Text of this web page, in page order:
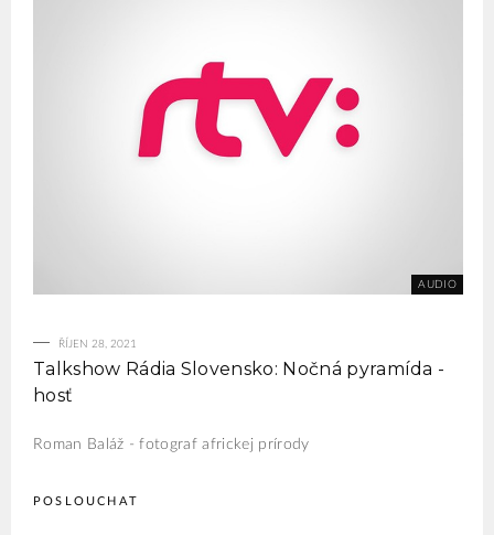
ŘÍJEN 28, 2021
Talkshow Rádia Slovensko: Nočná pyramída -
hosť
Roman Baláž - fotograf africkej prírody
POSLOUCHAT